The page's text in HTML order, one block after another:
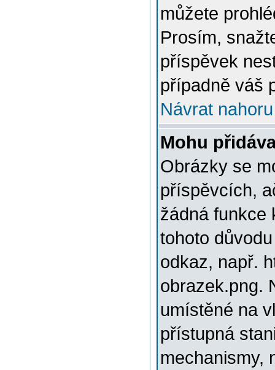
můžete
Prosím,
příspěvek
případně váš
Návrat nahoru
Mohu
Obrázky se
příspěvcích,
žádná funkce
tohoto
odkaz, např.
obrazek.png.
umístěné na
přístupná
mechanismy,